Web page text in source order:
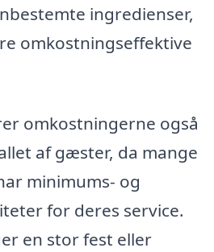
ingredienser,
omkostningseffektive
omkostningerne også
af gæster, da mange
minimums- og
for deres service.
en stor fest eller